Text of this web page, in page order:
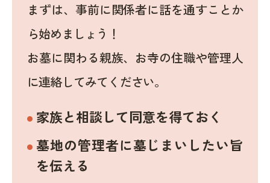
まずは、事前に関係者に話を通すことか
ら始めましょう！
お墓に関わる親族、お寺の住職や管理人
に連絡してみてください。
家族と相談して同意を得ておく
墓地の管理者に墓じまいしたい旨
を伝える